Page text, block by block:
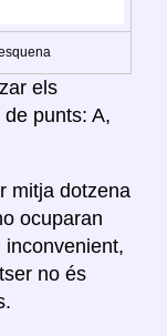
els
punts: A,
mitja dotzena
ocuparan
no és